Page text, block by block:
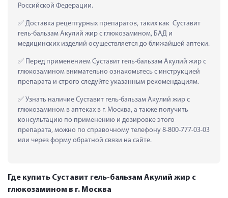
Российской Федерации.
Доставка рецептурных препаратов, таких как  Суставит
гель-бальзам Акулий жир с глюкозамином, БАД и
медицинских изделий осуществляется до ближайшей аптеки.
Перед применением Суставит гель-бальзам Акулий жир с
глюкозамином внимательно ознакомьтесь с инструкцией
препарата и строго следуйте указанным рекомендациям.
Узнать наличие Суставит гель-бальзам Акулий жир с
глюкозамином в аптеках в г. Москва, а также получить
консультацию по применению и дозировке этого
препарата, можно по справочному телефону 8-800-777-03-03
или через форму обратной связи на сайте.
Где купить Суставит гель-бальзам Акулий жир с
глюкозамином в г. Москва